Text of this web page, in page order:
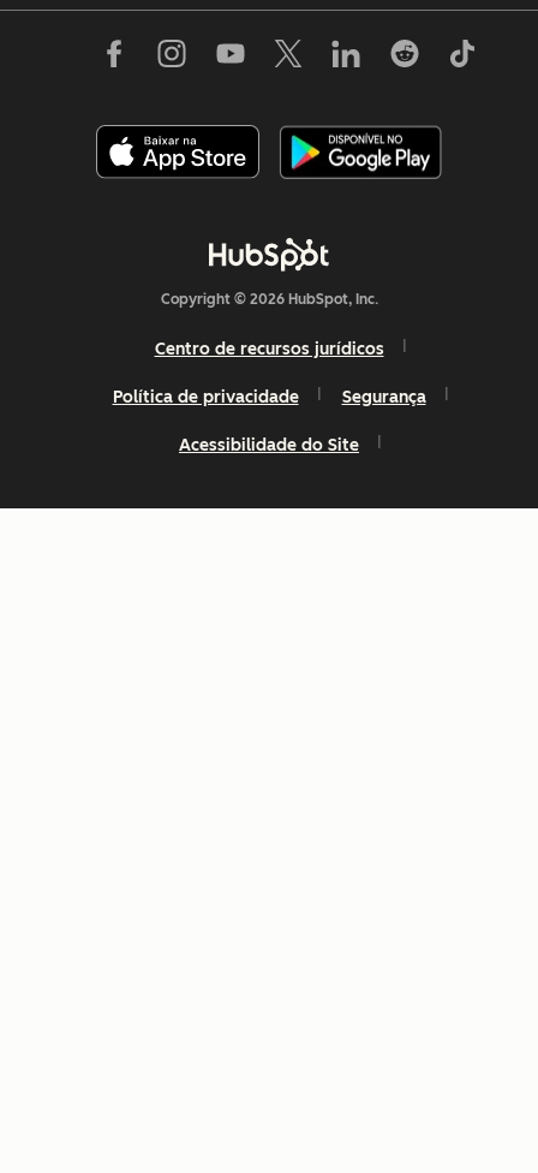
Copyright © 2026 HubSpot, Inc.
Centro de recursos jurídicos
Política de privacidade Segurança
Acessibilidade do Site